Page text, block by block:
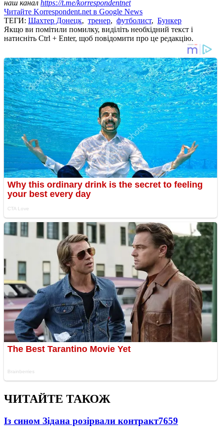
наш канал https://t.me/korrespondentnet
Читайте Korrespondent.net в Google News
ТЕГИ: Шахтер Донецк, тренер, футболист, Бункер
Якщо ви помітили помилку, виділіть необхідний текст і
натисніть Ctrl + Enter, щоб повідомити про це редакцію.
ЧИТАЙТЕ ТАКОЖ
Із сином Зідана розірвали контракт7659